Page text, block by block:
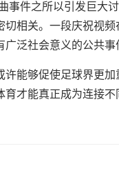
事件之所以引发巨大
切相关。一段庆祝视
泛社会意义的公共事
许能够促使足球界更
才能真正成为连接